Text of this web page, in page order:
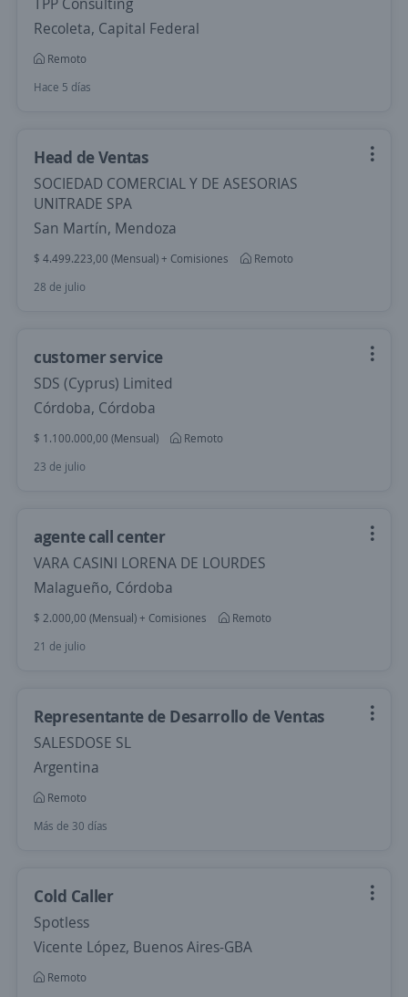
Recoleta, Capital Federal
Remoto
Hace 5 días
Head de Ventas
SOCIEDAD COMERCIAL Y DE ASESORIAS
UNITRADE SPA
San Martín, Mendoza
$ 4.499.223,00 (Mensual) + Comisiones
Remoto
28 de julio
customer service
SDS (Cyprus) Limited
Córdoba, Córdoba
$ 1.100.000,00 (Mensual)
Remoto
23 de julio
agente call center
VARA CASINI LORENA DE LOURDES
Malagueño, Córdoba
$ 2.000,00 (Mensual) + Comisiones
Remoto
21 de julio
Representante de Desarrollo de Ventas
SALESDOSE SL
Argentina
Remoto
Más de 30 días
Cold Caller
Spotless
Vicente López, Buenos Aires-GBA
Remoto